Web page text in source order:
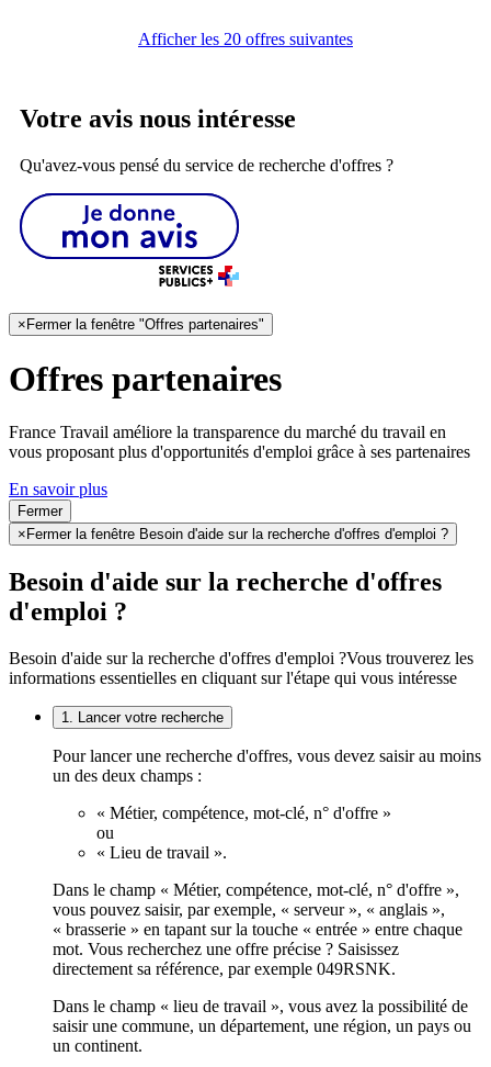
Afficher les 20 offres suivantes
Votre avis nous intéresse
Qu'avez-vous pensé du service de recherche d'offres ?
×Fermer la fenêtre "Offres partenaires"
Offres partenaires
France Travail améliore la transparence du marché du travail en
vous proposant plus d'opportunités d'emploi grâce à ses partenaires
En savoir plus
Fermer
× Fermer la fenêtre Besoin d'aide sur la recherche d'offres d'emploi ?
Besoin d'aide sur la recherche d'offres
d'emploi ?
Besoin d'aide sur la recherche d'offres d'emploi ?Vous trouverez les
informations essentielles en cliquant sur l'étape qui vous intéresse
1. Lancer votre recherche
Pour lancer une recherche d'offres, vous devez saisir au moins
un des deux champs :
« Métier, compétence, mot-clé, n° d'offre »
ou
« Lieu de travail ».
Dans le champ « Métier, compétence, mot-clé, n° d'offre »,
vous pouvez saisir, par exemple, « serveur », « anglais »,
« brasserie » en tapant sur la touche « entrée » entre chaque
mot. Vous recherchez une offre précise ? Saisissez
directement sa référence, par exemple 049RSNK.
Dans le champ « lieu de travail », vous avez la possibilité de
saisir une commune, un département, une région, un pays ou
un continent.